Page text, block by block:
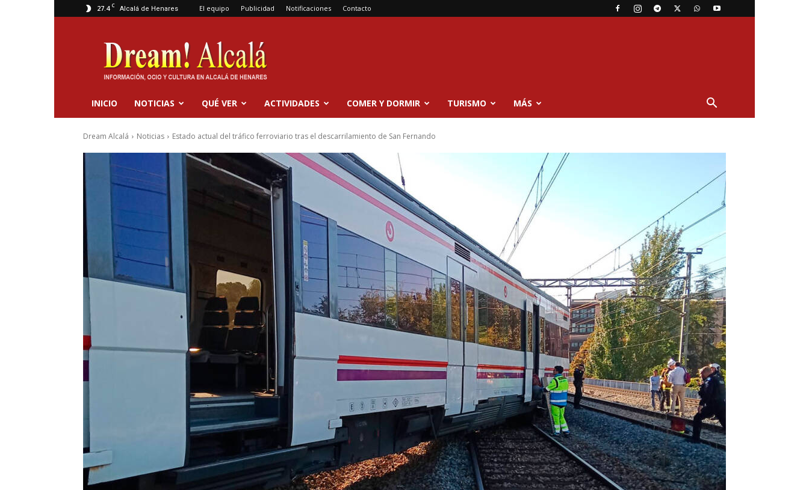
27.4 C Alcalá de Henares El equipo Publicidad Notificaciones Contacto
Dream
Alcalá
INICIO NOTICIAS QUÉ VER ACTIVIDADES COMER Y DORMIR TURISMO MÁS
Dream Alcalá Noticias Estado actual del tráfico ferroviario tras el descarrilamiento de San Fernando